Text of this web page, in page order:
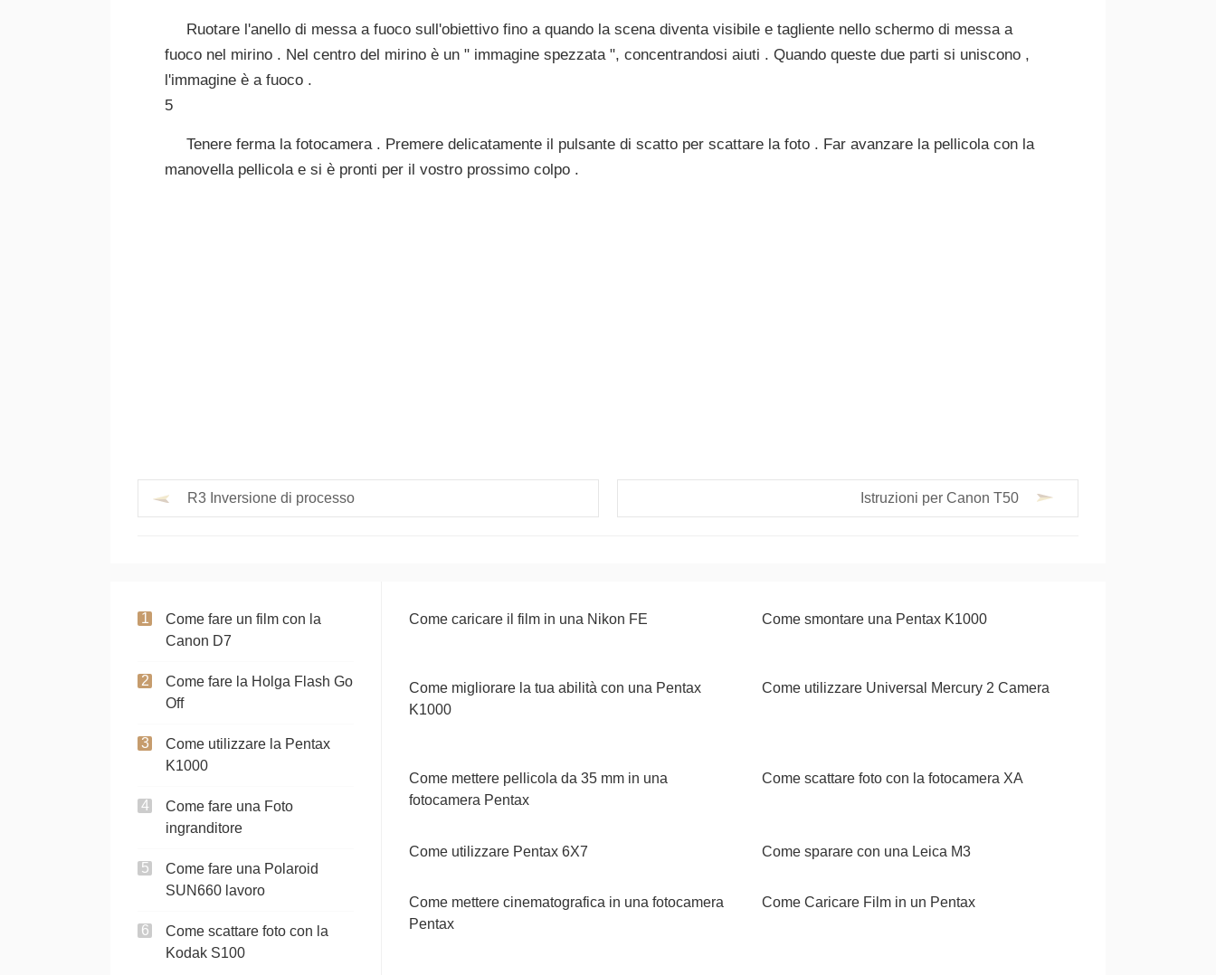
Ruotare l'anello di messa a fuoco sull'obiettivo fino a quando la scena diventa visibile e tagliente nello schermo di messa a
fuoco nel mirino . Nel centro del mirino è un " immagine spezzata ", concentrandosi aiuti . Quando queste due parti si uniscono ,
l'immagine è a fuoco .
5
Tenere ferma la fotocamera . Premere delicatamente il pulsante di scatto per scattare la foto . Far avanzare la pellicola con la
manovella pellicola e si è pronti per il vostro prossimo colpo .
R3 Inversione di processo Istruzioni per Canon T50
Come fare un film con la
Canon D7
Come fare la Holga Flash Go
Off
Come utilizzare la Pentax
K1000
Come fare una Foto
ingranditore
Come fare una Polaroid
SUN660 lavoro
Come scattare foto con la
Kodak S100
Come caricare il film in una Nikon FE Come smontare una Pentax K1000
Come migliorare la tua abilità con una Pentax
K1000
Come utilizzare Universal Mercury 2 Camera
Come mettere pellicola da 35 mm in una
fotocamera Pentax
Come scattare foto con la fotocamera XA
Come utilizzare Pentax 6X7 Come sparare con una Leica M3
Come mettere cinematografica in una fotocamera
Pentax
Come Caricare Film in un Pentax